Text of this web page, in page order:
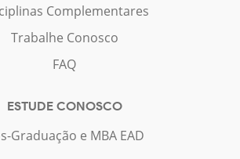
Complementares
Trabalhe Conosco
FAQ
ESTUDE CONOSCO
Graduação e MBA EAD